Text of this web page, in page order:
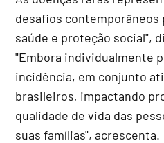
desafios contemporâneos
saúde e proteção social",
"Embora individualmente
incidência, em conjunto
brasileiros, impactando
qualidade de vida das
suas famílias", acrescenta.